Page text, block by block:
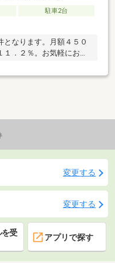
駐車2台
なります。月額４５０
．２％。お気軽にお問
変更する
変更する
を受
アプリで探す